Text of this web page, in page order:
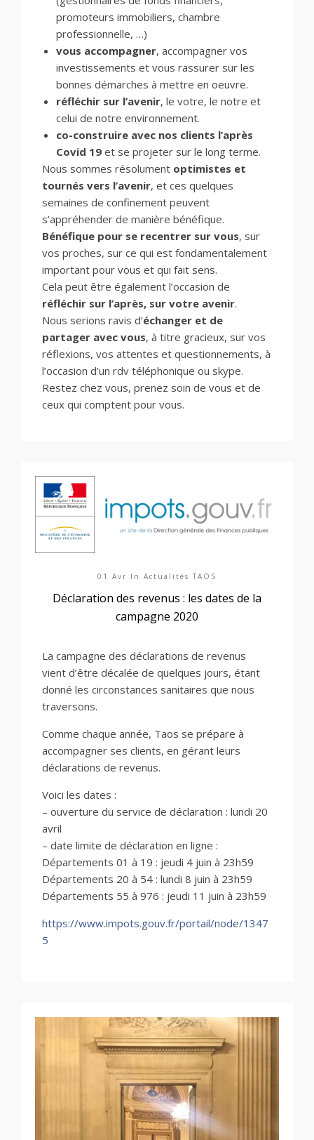
promoteurs immobiliers, chambre
professionnelle, …)
vous accompagner, accompagner vos
investissements et vous rassurer sur les
bonnes démarches à mettre en oeuvre.
réfléchir sur l’avenir, le votre, le notre et
celui de notre environnement.
co-construire avec nos clients l’après
Covid 19 et se projeter sur le long terme.
Nous sommes résolument optimistes et
tournés vers l’avenir, et ces quelques
semaines de confinement peuvent
s’appréhender de manière bénéfique.
Bénéfique pour se recentrer sur vous, sur
vos proches, sur ce qui est fondamentalement
important pour vous et qui fait sens.
Cela peut être également l’occasion de
réfléchir sur l’après, sur votre avenir.
Nous serions ravis d’échanger et de
partager avec vous, à titre gracieux, sur vos
réflexions, vos attentes et questionnements, à
l’occasion d’un rdv téléphonique ou skype.
Restez chez vous, prenez soin de vous et de
ceux qui comptent pour vous.
01 Avr In Actualités TAOS
Déclaration des revenus : les dates de la
campagne 2020
La campagne des déclarations de revenus
vient d’être décalée de quelques jours, étant
donné les circonstances sanitaires que nous
traversons.
Comme chaque année, Taos se prépare à
accompagner ses clients, en gérant leurs
déclarations de revenus.
Voici les dates :
– ouverture du service de déclaration : lundi 20
avril
– date limite de déclaration en ligne :
Départements 01 à 19 : jeudi 4 juin à 23h59
Départements 20 à 54 : lundi 8 juin à 23h59
Départements 55 à 976 : jeudi 11 juin à 23h59
https://www.impots.gouv.fr/portail/node/1347
5